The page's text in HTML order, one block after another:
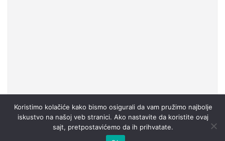
Koristimo kolačiće kako bismo osigurali da vam pružimo najbolje
iskustvo na našoj veb stranici. Ako nastavite da koristite ovaj
sajt, pretpostavićemo da ih prihvatate.